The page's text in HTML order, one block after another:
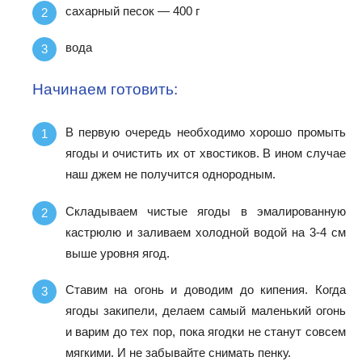
сахарный песок — 400 г
вода
Начинаем готовить:
В первую очередь необходимо хорошо промыть
ягоды и очистить их от хвостиков. В ином случае
наш джем не получится однородным.
Складываем чистые ягоды в эмалированную
кастрюлю и заливаем холодной водой на 3-4 см
выше уровня ягод.
Ставим на огонь и доводим до кипения. Когда
ягоды закипели, делаем самый маленький огонь
и варим до тех пор, пока ягодки не станут совсем
мягкими. И не забывайте снимать пенку.